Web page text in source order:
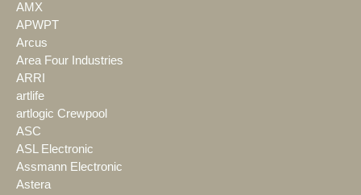
AMX
APWPT
Arcus
Area Four Industries
ARRI
artlife
artlogic Crewpool
ASC
ASL Electronic
Assmann Electronic
Astera